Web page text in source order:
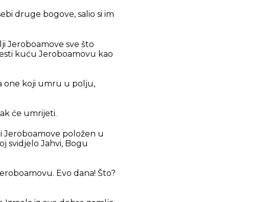
druge bogove, salio si im
Jeroboamove sve što
kuću Jeroboamovu kao
one koji umru u polju,
će umrijeti.
Jeroboamove položen u
svidjelo Jahvi, Bogu
Evo dana! Što?